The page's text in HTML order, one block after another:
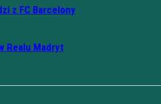
z FC Barcelony
Realu Madryt